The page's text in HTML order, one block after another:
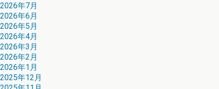
2026年7月
2026年6月
2026年5月
2026年4月
2026年3月
2026年2月
2026年1月
2025年12月